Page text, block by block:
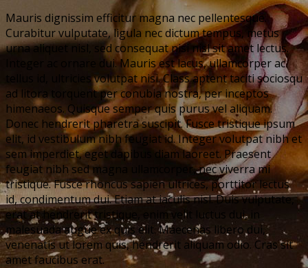
Mauris dignissim efficitur magna nec pellentesque.
Curabitur vulputate, ligula nec dictum tempus, metus
urna aliquet nisl, sed consequat nisi nisl sit amet lectus.
Integer ac ornare dui. Mauris est lacus, ullamcorper ac
tellus id, ultricies volutpat nisi. Class aptent taciti sociosqu
ad litora torquent per conubia nostra, per inceptos
himenaeos. Quisque semper quis purus vel aliquam.
Donec hendrerit pharetra suscipit. Fusce tristique ipsum
elit, id vestibulum nibh feugiat id. Integer volutpat nibh et
sem imperdiet, eget dapibus diam laoreet. Praesent
feugiat nibh sed magna ullamcorper, nec viverra mi
tristique. Fusce rhoncus sapien ultrices, porttitor lectus
id, condimentum dui. Etiam at iaculis nisl. Duis vulputate,
erat at hendrerit tristique, enim velit luctus dui, in
malesuada augue ex quis elit. Maecenas libero dui,
venenatis ut lorem quis, hendrerit aliquam odio. Cras sit
amet faucibus erat.